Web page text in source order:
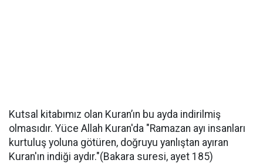
Kutsal kitabımız olan Kuran’ın bu ayda indirilmiş
olmasıdır. Yüce Allah Kuran'da "Ramazan ayı insanları
kurtuluş yoluna götüren, doğruyu yanlıştan ayıran
Kuran'ın indiği aydır."(Bakara suresi, ayet 185)